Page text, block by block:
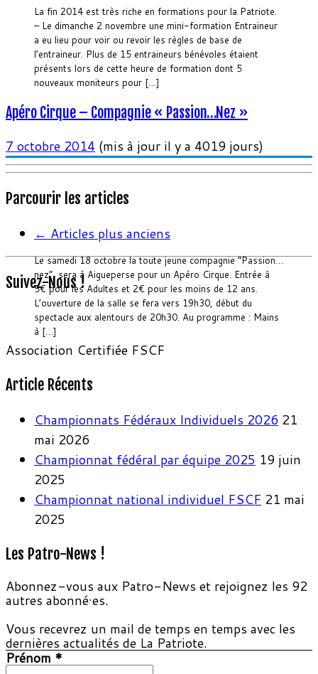
La fin 2014 est très riche en formations pour la Patriote.
– Le dimanche 2 novembre une mini-formation Entraineur
a eu lieu pour voir ou revoir les règles de base de
l’entraineur. Plus de 15 entraineurs bénévoles étaient
présents lors de cette heure de formation dont 5
nouveaux moniteurs pour […]
Le samedi 18 octobre la toute jeune compagnie “Passion…
nez”, sera à Aigueperse pour un Apéro Cirque. Entrée à
5€ pour les Adultes et 2€ pour les moins de 12 ans.
L’ouverture de la salle se fera vers 19h30, début du
spectacle aux alentours de 20h30. Au programme : Mains
à […]
Apéro Cirque – Compagnie « Passion…Nez »
7 octobre 2014 (mis à jour il y a 4019 jours)
Parcourir les articles
← Articles plus anciens
Suivez-Nous !
Association Certifiée FSCF
Article Récents
Championnats Fédéraux Individuels 2026 21
mai 2026
Championnat fédéral par équipe 2025 19 juin
2025
Championnat national individuel FSCF 21 mai
2025
Les Patro-News !
Abonnez-vous aux Patro-News et rejoignez les 92
autres abonné·es.
Vous recevrez un mail de temps en temps avec les
dernières actualités de La Patriote.
Prénom *